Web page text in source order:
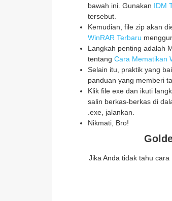
bawah ini. Gunakan IDM
tersebut.
Kemudian, file zip akan
WinRAR Terbaru
Langkah penting adalah
tentang Cara Mematikan
Selain itu, praktik yang
panduan yang memberi
Klik file exe dan ikuti
salin berkas-berkas di
.exe, jalankan.
Nikmati, Bro!
Jika Anda tidak tahu